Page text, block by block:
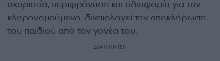
αχαριστία, περιφρόνηση και αδιαφορία για τον
κληρονομούμενο, δικαιολογεί την αποκλήρωση
του παιδιού από τον γονέα του.
ΔΙΑΦΗΜΙΣΗ